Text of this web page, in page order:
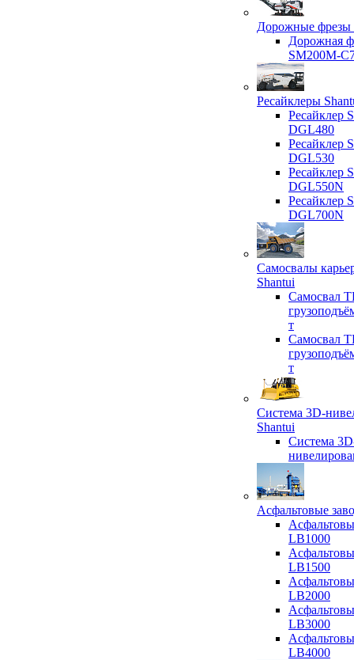
Дорожные фрезы
Дорожная
SM200M-
Ресайклеры
Ресайклер
DGL480
Ресайклер
DGL530
Ресайклер
DGL550N
Ресайклер
DGL700N
Самосвалы
Shantui
Самосвал
т
Самосвал
т
Система 3D-
Shantui
Система
Асфальтовые
LB1000
LB1500
LB2000
LB3000
LB4000